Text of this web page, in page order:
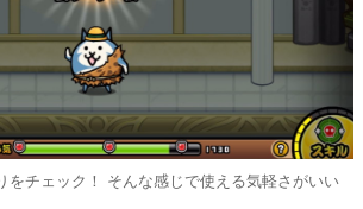
をチェック！ そんな感じで使える気軽さがいい